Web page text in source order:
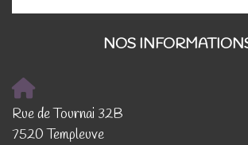
NOS
Rue de Tournai 32B
7520 Templeuve